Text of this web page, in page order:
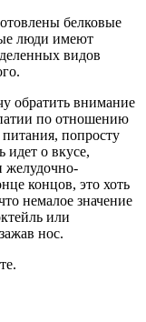
белковые
люди имеют
видов
обратить внимание
по отношению
попросту
идет о вкусе,
желудочно-
концов, это хоть
немалое значение
или
нос.